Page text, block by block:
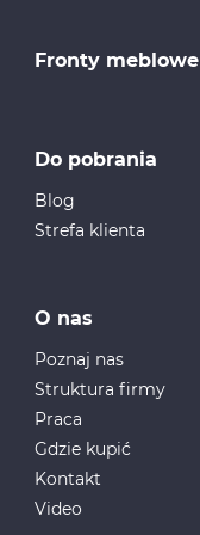
Fronty meblowe
Do pobrania
Blog
Strefa klienta
O nas
Poznaj nas
Struktura firmy
Praca
Gdzie kupić
Kontakt
Video